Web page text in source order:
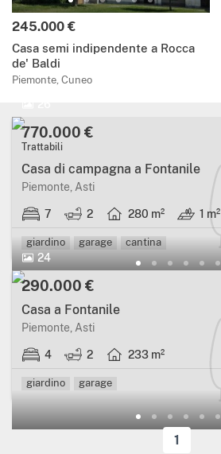
245.000 €
Casa semi indipendente a Rocca
de' Baldi
Piemonte, Cuneo
770.000 €
Trattabili
Casa di campagna a Fontanile
Piemonte, Asti
7 2 280 m² 1 m²
giardino garage cantina
24
290.000 €
Casa a Fontanile
Piemonte, Asti
4 2 233 m²
giardino garage
1